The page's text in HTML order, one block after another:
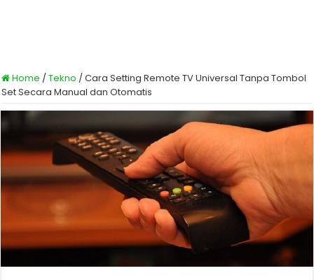
Home /Tekno /Cara Setting Remote TV Universal Tanpa Tombol
Set Secara Manual dan Otomatis